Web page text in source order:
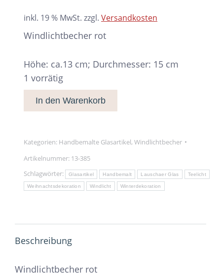
inkl. 19 % MwSt. zzgl. Versandkosten
Windlichtbecher rot
Höhe: ca.13 cm; Durchmesser: 15 cm
1 vorrätig
In den Warenkorb
Kategorien: Handbemalte Glasartikel, Windlichtbecher
Artikelnummer: 13-385
Schlagwörter:
Glasartikel Handbemalt Lauschaer Glas Teelicht
Weihnachtsdekoration Windlicht Winterdekoration
Beschreibung
Windlichtbecher rot